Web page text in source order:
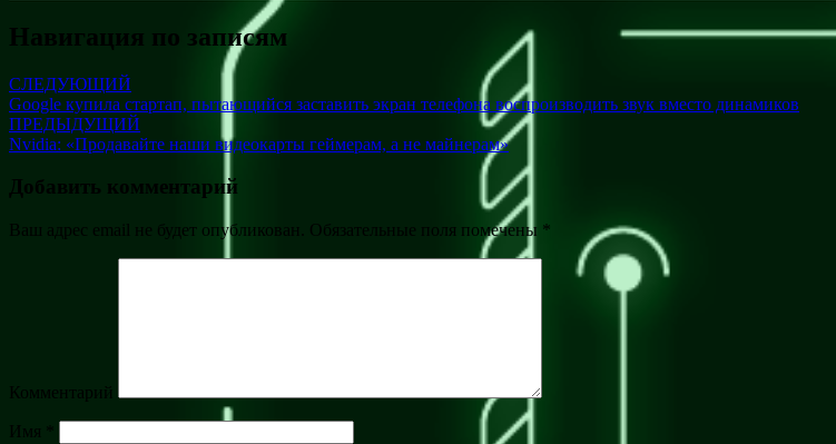
Навигация по записям
СЛЕДУЮЩИЙ
Google купила стартап, пытающийся заставить экран телефона воспроизводить звук вместо динамиков
ПРЕДЫДУЩИЙ
Nvidia: «Продавайте наши видеокарты геймерам, а не майнерам»
Добавить комментарий
Ваш адрес email не будет опубликован. Обязательные поля помечены *
Комментарий
Имя